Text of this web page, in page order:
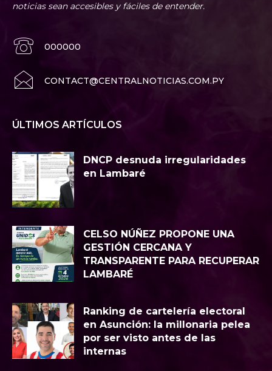
noticias sean accesibles y fáciles de entender.
000000
CONTACT@CENTRALNOTICIAS.COM.PY
ÚLTIMOS ARTÍCULOS
DNCP desnuda irregularidades
en Lambaré
CELSO NÚÑEZ PROPONE UNA
GESTIÓN CERCANA Y
TRANSPARENTE PARA RECUPERAR
LAMBARÉ
Ranking de cartelería electoral
en Asunción: la millonaria pelea
por ser visto antes de las
internas